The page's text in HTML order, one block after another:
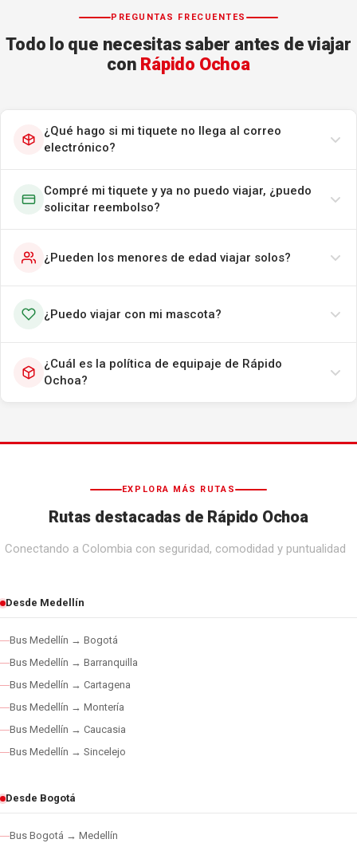
PREGUNTAS FRECUENTES
Todo lo que necesitas saber antes de viajar
con Rápido Ochoa
¿Qué hago si mi tiquete no llega al correo
electrónico?
Compré mi tiquete y ya no puedo viajar, ¿puedo
solicitar reembolso?
¿Pueden los menores de edad viajar solos?
¿Puedo viajar con mi mascota?
¿Cuál es la política de equipaje de Rápido
Ochoa?
EXPLORA MÁS RUTAS
Rutas destacadas de Rápido Ochoa
Conectando a Colombia con seguridad, comodidad y puntualidad
Desde Medellín
Bus Medellín → Bogotá
Bus Medellín → Barranquilla
Bus Medellín → Cartagena
Bus Medellín → Montería
Bus Medellín → Caucasia
Bus Medellín → Sincelejo
Desde Bogotá
Bus Bogotá → Medellín